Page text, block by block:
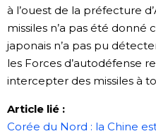
à l’ouest de la préfecture
missiles n’a pas été
japonais n’a pas pu
les Forces d’autodéfense
intercepter des missiles à
Article lié :
Corée du Nord : la Chine